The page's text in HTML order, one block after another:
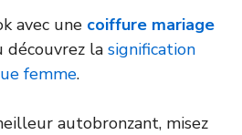
avec une coiffure mariage
découvrez la signification
femme.
autobronzant, misez